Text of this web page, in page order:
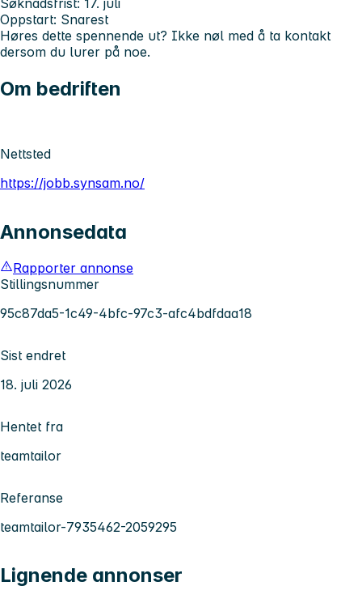
Oppstart: Snarest
Høres dette spennende ut? Ikke nøl med å ta kontakt
dersom du lurer på noe.
Om bedriften
Nettsted
https://jobb.synsam.no/
Annonsedata
Rapporter annonse
Stillingsnummer
95c87da5-1c49-4bfc-97c3-afc4bdfdaa18
Sist endret
18. juli 2026
Hentet fra
teamtailor
Referanse
teamtailor-7935462-2059295
Lignende annonser